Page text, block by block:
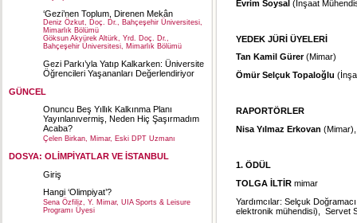
‘Gezi’nen Toplum, Direnen Mekân
Deniz Özkut, Doç. Dr., Bahçeşehir Üniversitesi,
Mimarlık Bölümü
Göksun Akyürek Altürk, Yrd. Doç. Dr.,
Bahçeşehir Üniversitesi, Mimarlık Bölümü
Gezi Parkı’yla Yatıp Kalkarken: Üniversite
Öğrencileri Yaşananları Değerlendiriyor
GÜNCEL
Onuncu Beş Yıllık Kalkınma Planı
Yayınlanıvermiş, Neden Hiç Şaşırmadım
Acaba?
Çelen Birkan, Mimar, Eski DPT Uzmanı
DOSYA: OLİMPİYATLAR VE İSTANBUL
Giriş
Hangi ‘Olimpiyat’?
Sena Özfiliz, Y. Mimar, UIA Sports & Leisure
Programı Üyesi
Evrim Soysal (İnşaat
YEDEK JÜRİ ÜYELERİ
Tan Kamil Gürer(Mimar)
Ömür Selçuk Topaloğlu
RAPORTÖRLER
Nisa Yılmaz Erkovan
1. ÖDÜL
TOLGA İLTİR mimar
Yardımcılar: Selçuk
elektronik mühendisi), Servet